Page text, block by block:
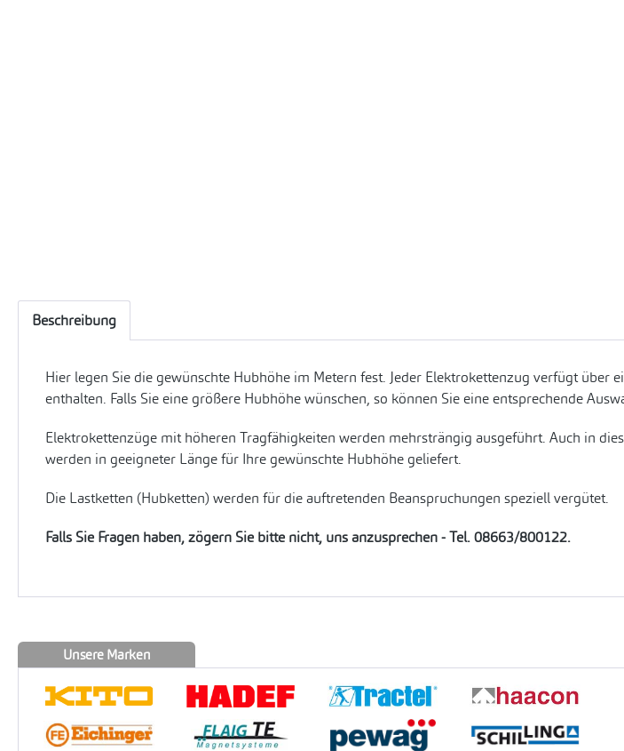
Beschreibung
Hier legen Sie die gewünschte Hubhöhe im Metern fest. Jeder Elektrokettenzug verfügt
enthalten. Falls Sie eine größere Hubhöhe wünschen, so können Sie eine entsprechende
Elektrokettenzüge mit höheren Tragfähigkeiten werden mehrsträngig ausgeführt. Auch in
werden in geeigneter Länge für Ihre gewünschte Hubhöhe geliefert.
Die Lastketten (Hubketten) werden für die auftretenden Beanspruchungen speziell vergütet.
Falls Sie Fragen haben, zögern Sie bitte nicht, uns anzusprechen - Tel. 08663/800122.
Unsere Marken